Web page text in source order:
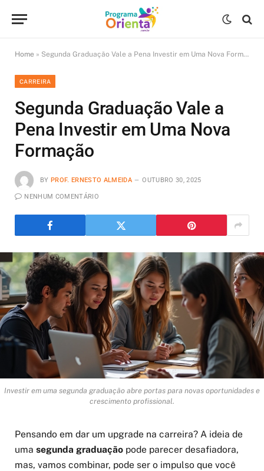
Home » Segunda Graduação Vale a Pena Investir em Uma Nova Formação
CARREIRA
Segunda Graduação Vale a
Pena Investir em Uma Nova
Formação
BY PROF. ERNESTO ALMEIDA OUTUBRO 30, 2025
NENHUM COMENTÁRIO
Investir em uma segunda graduação abre portas para novas oportunidades e
crescimento profissional.
Pensando em dar um upgrade na carreira? A ideia de
uma segunda graduação pode parecer desafiadora,
mas, vamos combinar, pode ser o impulso que você